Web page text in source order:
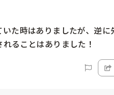
た時はありましたが、逆
ることはありました！